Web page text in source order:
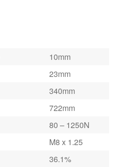
10mm
23mm
340mm
722mm
80 – 1250N
M8 x 1.25
36.1%